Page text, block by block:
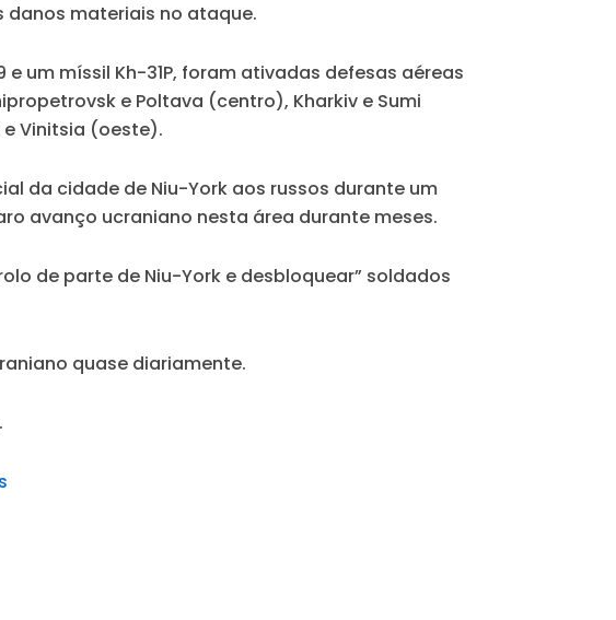
danos materiais no ataque.
um míssil Kh-31P, foram ativadas defesas aéreas
e Poltava (centro), Kharkiv e Sumi
Vinitsia (oeste).
da cidade de Niu-York aos russos durante um
avanço ucraniano nesta área durante meses.
de parte de Niu-York e desbloquear” soldados
quase diariamente.